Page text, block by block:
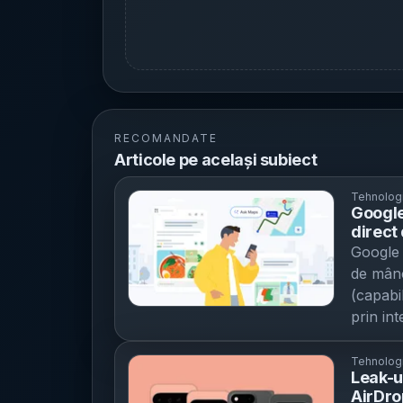
RECOMANDATE
Articole pe același subiect
direct
cu
de
prin
Leak-